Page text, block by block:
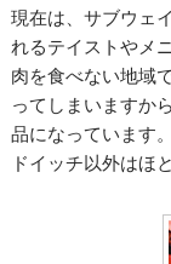
現在は、サブウェ
れるテイストやメ
肉を食べない地域
ってしまいますか
品になっています
ドイッチ以外はほ